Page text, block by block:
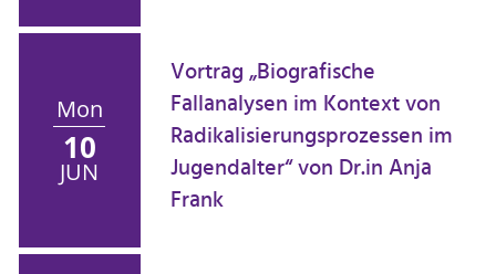
Mon
10
JUN
Vortrag „Biografische
Fallanalysen im Kontext von
Radikalisierungsprozessen im
Jugendalter“ von Dr.in Anja
Frank